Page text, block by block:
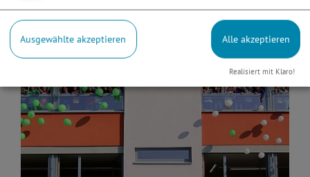
Ausgewählte akzeptieren Alle akzeptieren
Realisiert mit Klaro!